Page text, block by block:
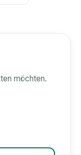
möchten.